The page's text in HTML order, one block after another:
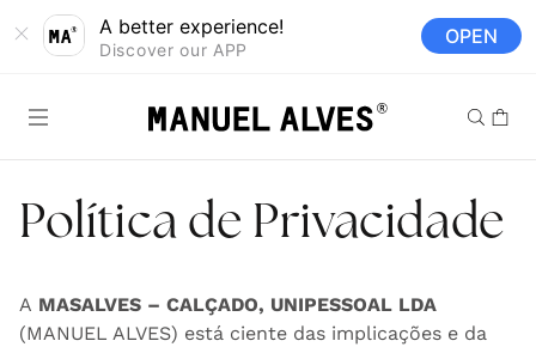
A better experience!
Discover our APP
OPEN
Saltar para o
conteúdo
Política de Privacidade
A MASALVES – CALÇADO, UNIPESSOAL LDA
(MANUEL ALVES) está ciente das implicações e da